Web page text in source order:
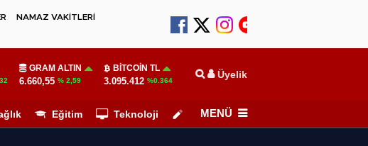
NAMAZ VAKİTLERİ
GRAM ALTIN
6.660,55 % 2,59
BITCOIN TL
3.095.412 %0.364 Üyelik
Eğitim Teknoloji Köşe Yazarları
MENÜ